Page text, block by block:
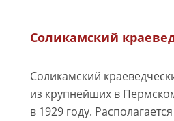
Соликамский
Соликамский
из крупнейших в
в 1929 году.